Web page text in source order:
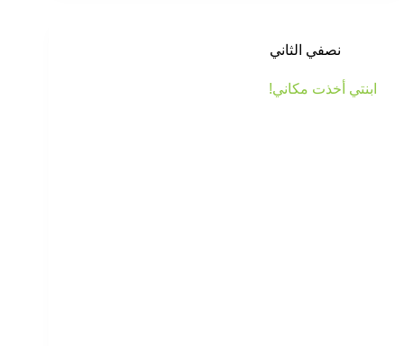
نصفي الثاني
ابنتي أخذت مكاني!